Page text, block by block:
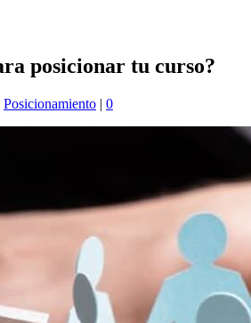
posicionar tu curso?
Posicionamiento | 0